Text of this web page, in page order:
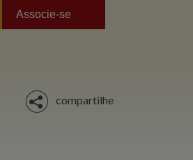
Associe-se
compartilhe